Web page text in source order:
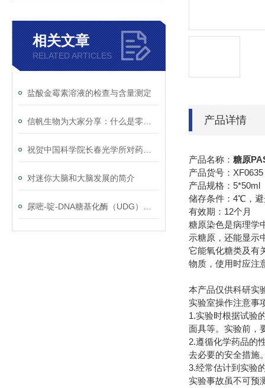
相关文章
RELATED ARTICLES
盐酸金霉素溶液的检查与含量测定
对迷你大脑和大脑发展的简介
产品详情
产品名称： 糖原
产品货号：XF0635
产品规格：5*50ml
储存条件：4℃，
有效期：12个月
糖原染色是病理学
示糖原，还能显示
它能氧化糖类及有
物质，使用时应注
本产品仅供科研实
实验室操作注意事
1.实验时根据试验
面具等。实验前，
2.遵循化学药品的
去必要的安全措施
3.经常估计到实验
实验事故虽不可预